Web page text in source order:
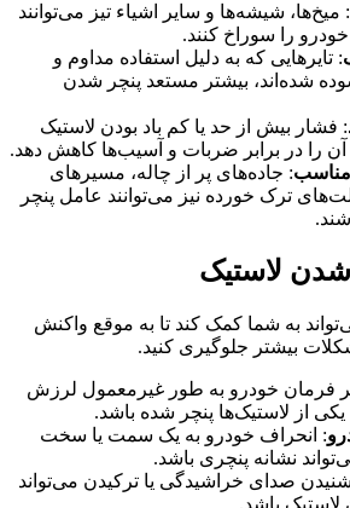
: میخ‌ها، شیشه‌ها و سایر اشیاء تیز می‌توانند
را سوراخ کنند.
: تایرهایی که به دلیل استفاده مداوم و
شده‌اند، بیشتر مستعد پنچر شدن
: فشار بیش از حد یا کم باد بودن لاستیک
را در برابر ضربات و آسیب‌ها کاهش دهد.
: جاده‌های پر از چاله، مسیرهای
ترک خورده نیز می‌توانند عامل پنچر
شدن لاستیک
به شما کمک کند تا به موقع واکنش
بیشتر جلوگیری کنید.
فرمان خودرو به طور غیرمعمول لرزش
یکی از لاستیک‌ها پنچر شده باشد.
: انحراف خودرو به یک سمت یا سخت
نشانه پنچری باشد.
صدای خراشیدگی یا ترکیدن می‌تواند
لاستیک باشد.